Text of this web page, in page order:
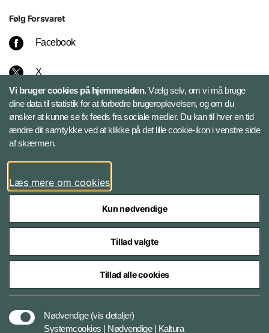
Følg Forsvaret
Facebook
X
Instagram
Bluesky
LinkedIn
Styrelser og myndigheder under Forsvarsministeriet
Vi bruger cookies på hjemmesiden.Vælg selv, om vi må bruge
dine data til statistik for at forbedre brugeroplevelsen, og om du
ønsker at kunne se fx feeds fra sociale medier. Du kan til hver en tid
ændre dit samtykke ved at klikke på det lille cookie-ikon i venstre side
af skærmen.
Læs mere om cookies
Kun nødvendige
Tillad valgte
Tillad alle cookies
Nødvendige (vis detaljer)
Systemcookies | Nødvendige | Kaltura